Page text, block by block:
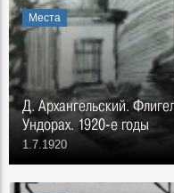
Места
Д. Архангельский.
Ундорах. 1920-е годы
1.7.1920